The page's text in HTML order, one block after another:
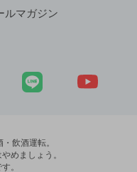
ルマガジン
飲酒運転。
めましょう。
。